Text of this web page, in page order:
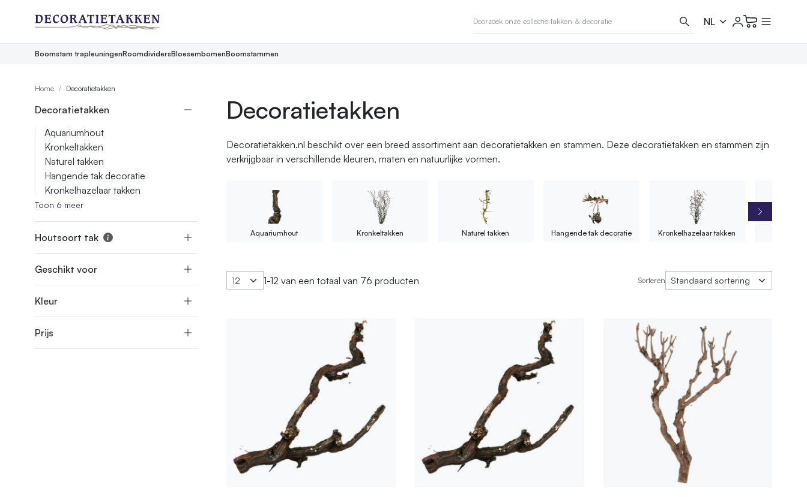
Boomstam trapleuningenRoomdividersBloesembomenBoomstammen
Home Decoratietakken
Decoratietakken
Aquariumhout
Kronkeltakken
Naturel takken
Hangende tak decoratie
Kronkelhazelaar takken
Toon 6 meer
Houtsoort tak
Geschikt voor
Kleur
Prijs
Decoratietakken
Decoratietakken.nl beschikt over een breed assortiment aan decoratietakken en stammen. Deze decoratietakken en stammen zijn
verkrijgbaar in verschillende kleuren, maten en natuurlijke vormen.
Aquariumhout Kronkeltakken Naturel takken Hangende tak decoratie Kronkelhazelaar takken
1-12 van een totaal van 76 producten Sorteren